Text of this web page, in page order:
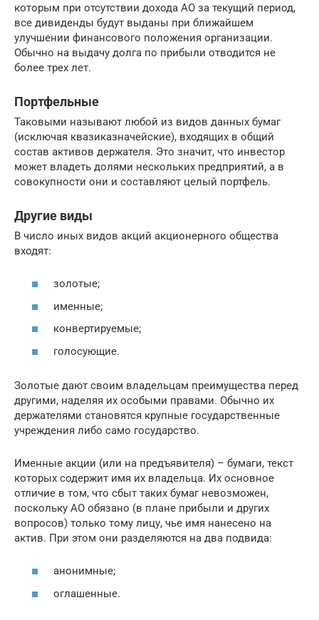
которым при отсутствии дохода АО за текущий период,
все дивиденды будут выданы при ближайшем
улучшении финансового положения организации.
Обычно на выдачу долга по прибыли отводится не
более трех лет.
Портфельные
Таковыми называют любой из видов данных бумаг
(исключая квазиказначейские), входящих в общий
состав активов держателя. Это значит, что инвестор
может владеть долями нескольких предприятий, а в
совокупности они и составляют целый портфель.
Другие виды
В число иных видов акций акционерного общества
входят:
золотые;
именные;
конвертируемые;
голосующие.
Золотые дают своим владельцам преимущества перед
другими, наделяя их особыми правами. Обычно их
держателями становятся крупные государственные
учреждения либо само государство.
Именные акции (или на предъявителя) – бумаги, текст
которых содержит имя их владельца. Их основное
отличие в том, что сбыт таких бумаг невозможен,
поскольку АО обязано (в плане прибыли и других
вопросов) только тому лицу, чье имя нанесено на
актив. При этом они разделяются на два подвида:
анонимные;
оглашенные.